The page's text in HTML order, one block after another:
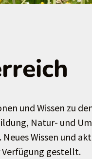
und Wissen zu
Natur- und
Wissen und
gestellt.